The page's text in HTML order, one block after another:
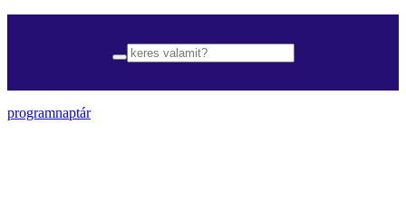
programnaptár